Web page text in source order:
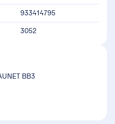
933414795
3052
BB3